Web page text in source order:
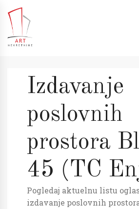
Izdavanje
poslovnih
prostora
45 (TC
Pogledaj aktuelnu listu
izdavanje poslovnih